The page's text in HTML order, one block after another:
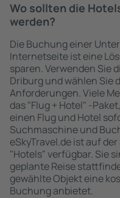
Wo sollten die
werden?
Die Buchung einer
Internetseite ist eine
sparen. Verwenden Sie
Driburg und wählen Sie
Anforderungen. Viele
das "Flug + Hotel" -
einen Flug und Hotel
Suchmaschine und
eSkyTravel.de ist auf
"Hotels" verfügbar. Sie
geplante Reise
gewählte Objekt eine
Buchung anbietet.